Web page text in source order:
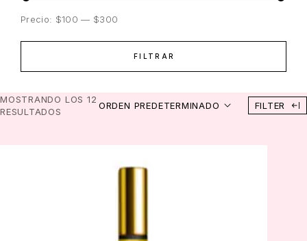
FILTRAR
Precio: $100 — $300
MOSTRANDO LOS 12
RESULTADOS
ORDEN PREDETERMINADO FILTER